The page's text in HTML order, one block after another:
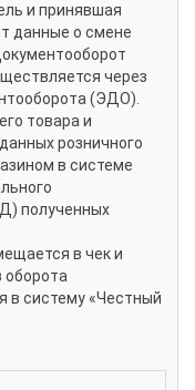
и принявшая
данные о смене
через
(ЭДО).
товара и
розничного
в системе
полученных
в чек и
оборота
систему «Честный